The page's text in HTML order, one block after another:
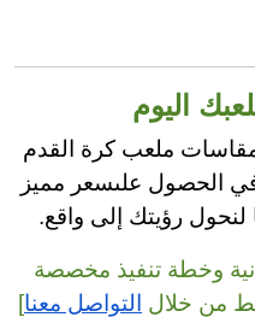
اليوم
ملعب كرة القدم
الحصول علىسعر مميز
رؤيتك إلى واقع.
وخطة تنفيذ مخصصة
التواصل معنا]